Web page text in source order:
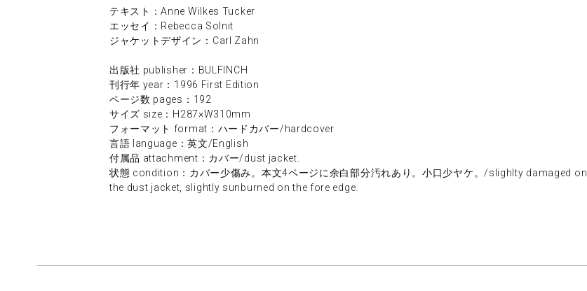
テキスト：Anne Wilkes Tucker
エッセイ：Rebecca Solnit
ジャケットデザイン：Carl Zahn
出版社 publisher：BULFINCH
刊行年 year：1996 First Edition
ページ数 pages：192
サイズ size：H287×W310mm
フォーマット format：ハードカバー/hardcover
言語 language：英文/English
付属品 attachment：カバー/dust jacket.
状態 condition：カバー少傷み。本文4ページに余白部分汚れあり。小口少ヤケ。/slighlty damaged on
the dust jacket, slightly sunburned on the fore edge.